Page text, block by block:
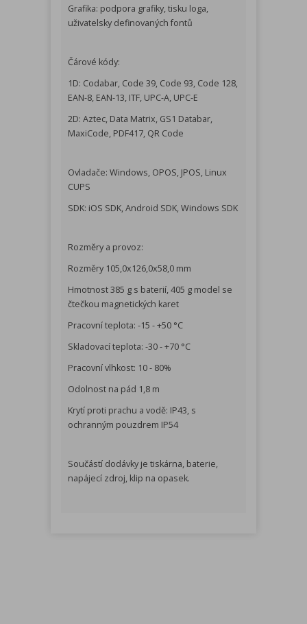
Grafika: podpora grafiky, tisku loga,
uživatelsky definovaných fontů
Čárové kódy:
1D: Codabar, Code 39, Code 93, Code 128,
EAN-8, EAN-13, ITF, UPC-A, UPC-E
2D: Aztec, Data Matrix, GS1 Databar,
MaxiCode, PDF417, QR Code
Ovladače: Windows, OPOS, JPOS, Linux
CUPS
SDK: iOS SDK, Android SDK, Windows SDK
Rozměry a provoz:
Rozměry 105,0x126,0x58,0 mm
Hmotnost 385 g s baterií, 405 g model se
čtečkou magnetických karet
Pracovní teplota: -15 - +50 °C
Skladovací teplota: -30 - +70 °C
Pracovní vlhkost: 10 - 80%
Odolnost na pád 1,8 m
Krytí proti prachu a vodě: IP43, s
ochranným pouzdrem IP54
Součástí dodávky je tiskárna, baterie,
napájecí zdroj, klip na opasek.